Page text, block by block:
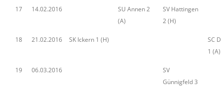
17 14.02.2016
SU Annen 2
(A)
SV Hattingen
2 (H)
18 21.02.2016 SK Ickern 1 (H)
SC
1 (A)
19 06.03.2016
SV
Günnigfeld 3